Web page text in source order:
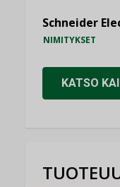
Schneider
NIMITYKSET
KATSO